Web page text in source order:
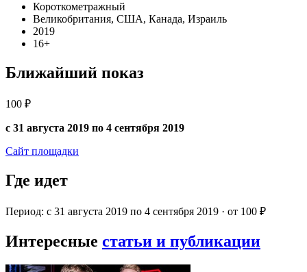
Короткометражный
Великобритания, США, Канада, Израиль
2019
16+
Ближайший показ
100 ₽
с 31 августа 2019 по 4 сентября 2019
Сайт площадки
Где идет
Период: с 31 августа 2019 по 4 сентября 2019 · от 100 ₽
Интересные статьи и публикации